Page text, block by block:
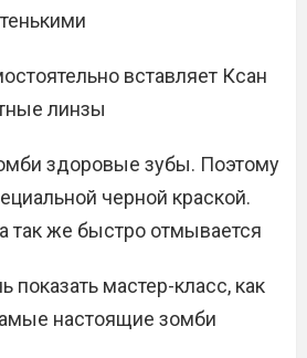
вставляет Ксан
линзы
здоровые зубы. Поэтому
черной краской.
так же быстро отмывается
показать мастер-класс, как
настоящие зомби